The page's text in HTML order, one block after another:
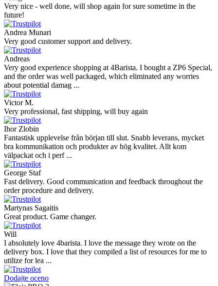
Very nice - well done, will shop again for sure sometime in the
future!
Andrea Munari
Very good customer support and delivery.
Andreas
Very good experience shopping at 4Barista. I bought a ZP6 Special,
and the order was well packaged, which eliminated any worries
about potential damag ...
Victor M.
Very professional, fast shipping, will buy again
Ihor Zlobin
Fantastisk upplevelse från början till slut. Snabb leverans, mycket
bra kommunikation och produkter av hög kvalitet. Allt kom
välpackat och i perf ...
George Staf
Fast delivery. Good communication and feedback throughout the
order procedure and delivery.
Martynas Sagaitis
Great product. Game changer.
Will
I absolutely love 4barista. I love the message they wrote on the
delivery box. I love that they compiled a list of resources for me to
utilize for lea ...
Dodajte oceno